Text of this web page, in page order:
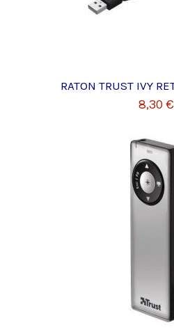
RATON TRUST IVY
8,30 €